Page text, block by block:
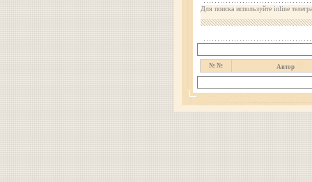
Для поиска используйте inline
№ № Автор